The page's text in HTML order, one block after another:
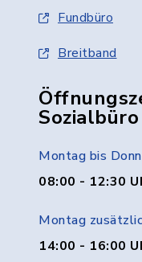
Fundbüro
Breitband
Sozialbüro
Montag bis
08:00 - 12:30
Montag
14:00 - 16:00